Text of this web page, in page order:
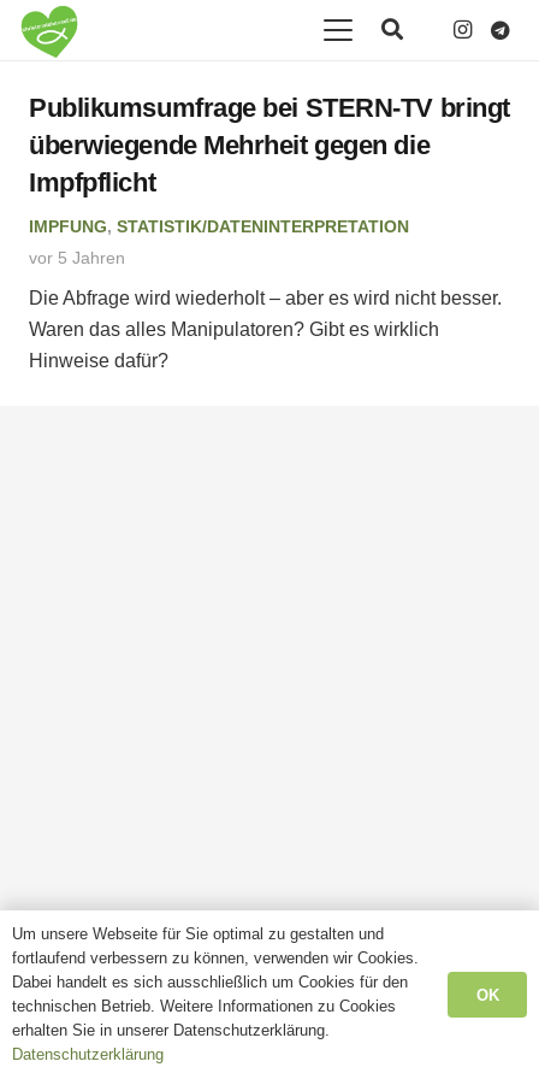
Publikumsumfrage bei STERN-TV bringt
überwiegende Mehrheit gegen die
Impfpflicht
IMPFUNG, STATISTIK/DATENINTERPRETATION
vor 5 Jahren
Die Abfrage wird wiederholt – aber es wird nicht besser.
Waren das alles Manipulatoren? Gibt es wirklich
Hinweise dafür?
Um unsere Webseite für Sie optimal zu gestalten und
fortlaufend verbessern zu können, verwenden wir Cookies.
Dabei handelt es sich ausschließlich um Cookies für den
technischen Betrieb. Weitere Informationen zu Cookies
erhalten Sie in unserer Datenschutzerklärung.
Datenschutzerklärung
OK